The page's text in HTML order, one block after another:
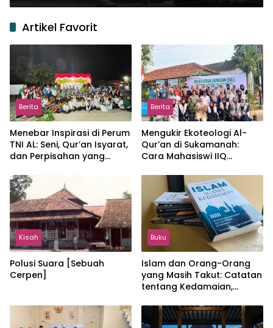
Artikel Favorit
Berita
Menebar Inspirasi di Perum
TNI AL: Seni, Qur’an Isyarat,
dan Perpisahan yang
Berita
Mengukir Ekoteologi Al-
Qur’an di Sukamanah:
Cara Mahasiswi IIQ
Jonggol
Kisah
Polusi Suara [Sebuah
Cerpen]
Buku
Islam dan Orang-Orang
yang Masih Takut: Catatan
tentang Kedamaian,
dalam Pemikiran Masykuri
Abdillah